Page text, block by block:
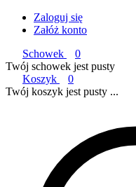
Zaloguj się
Załóż konto
Schowek
0
Twój schowek jest pusty
Koszyk
0
Twój koszyk jest pusty ...